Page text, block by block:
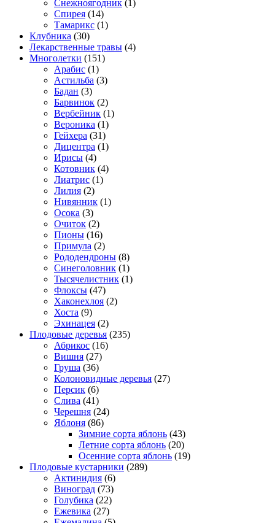
Снежноягодник (1)
Спирея (14)
Тамарикс (1)
Клубника (30)
Лекарственные травы (4)
Многолетки (151)
Арабис (1)
Астильба (3)
Бадан (3)
Барвинок (2)
Вербейник (1)
Вероника (1)
Гейхера (31)
Дицентра (1)
Ирисы (4)
Котовник (4)
Лиатрис (1)
Лилия (2)
Нивянник (1)
Осока (3)
Очиток (2)
Пионы (16)
Примула (2)
Рододендроны (8)
Синеголовник (1)
Тысячелистник (1)
Флоксы (47)
Хаконехлоя (2)
Хоста (9)
Эхинацея (2)
Плодовые деревья (235)
Абрикос (16)
Вишня (27)
Груша (36)
Колоновидные деревья (27)
Персик (6)
Слива (41)
Черешня (24)
Яблоня (86)
Зимние сорта яблонь (43)
Летние сорта яблонь (20)
Осенние сорта яблонь (19)
Плодовые кустарники (289)
Актинидия (6)
Виноград (73)
Голубика (22)
Ежевика (27)